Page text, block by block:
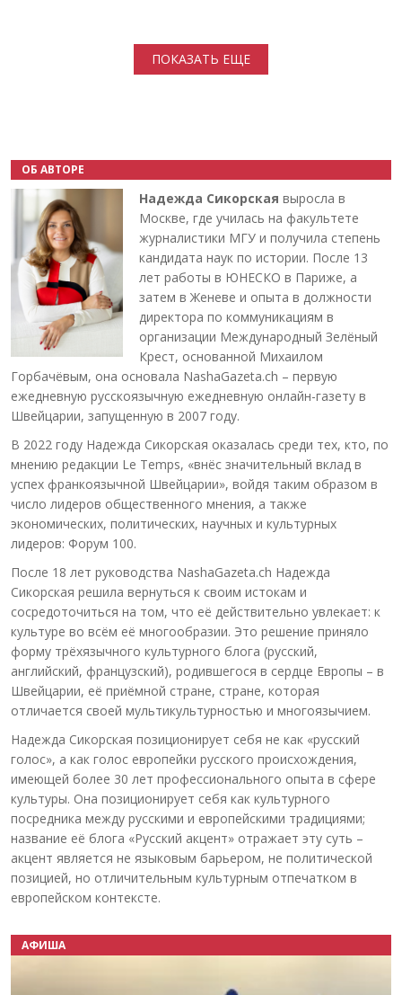
ПОКАЗАТЬ ЕЩЕ
ОБ АВТОРЕ
Надежда Сикорская выросла в
Москве, где училась на факультете
журналистики МГУ и получила степень
кандидата наук по истории. После 13
лет работы в ЮНЕСКО в Париже, а
затем в Женеве и опыта в должности
директора по коммуникациям в
организации Международный Зелёный
Крест, основанной Михаилом
Горбачёвым, она основала NashaGazeta.ch – первую
ежедневную русскоязычную ежедневную онлайн-газету в
Швейцарии, запущенную в 2007 году.
В 2022 году Надежда Сикорская оказалась среди тех, кто, по
мнению редакции Le Temps, «внёс значительный вклад в
успех франкоязычной Швейцарии», войдя таким образом в
число лидеров общественного мнения, а также
экономических, политических, научных и культурных
лидеров: Форум 100.
После 18 лет руководства NashaGazeta.ch Надежда
Сикорская решила вернуться к своим истокам и
сосредоточиться на том, что её действительно увлекает: к
культуре во всём её многообразии. Это решение приняло
форму трёхязычного культурного блога (русский,
английский, французский), родившегося в сердце Европы – в
Швейцарии, её приёмной стране, стране, которая
отличается своей мультикультурностью и многоязычием.
Надежда Сикорская позиционирует себя не как «русский
голос», а как голос европейки русского происхождения,
имеющей более 30 лет профессионального опыта в сфере
культуры. Она позиционирует себя как культурного
посредника между русскими и европейскими традициями;
название её блога «Русский акцент» отражает эту суть –
акцент является не языковым барьером, не политической
позицией, но отличительным культурным отпечатком в
европейском контексте.
АФИША